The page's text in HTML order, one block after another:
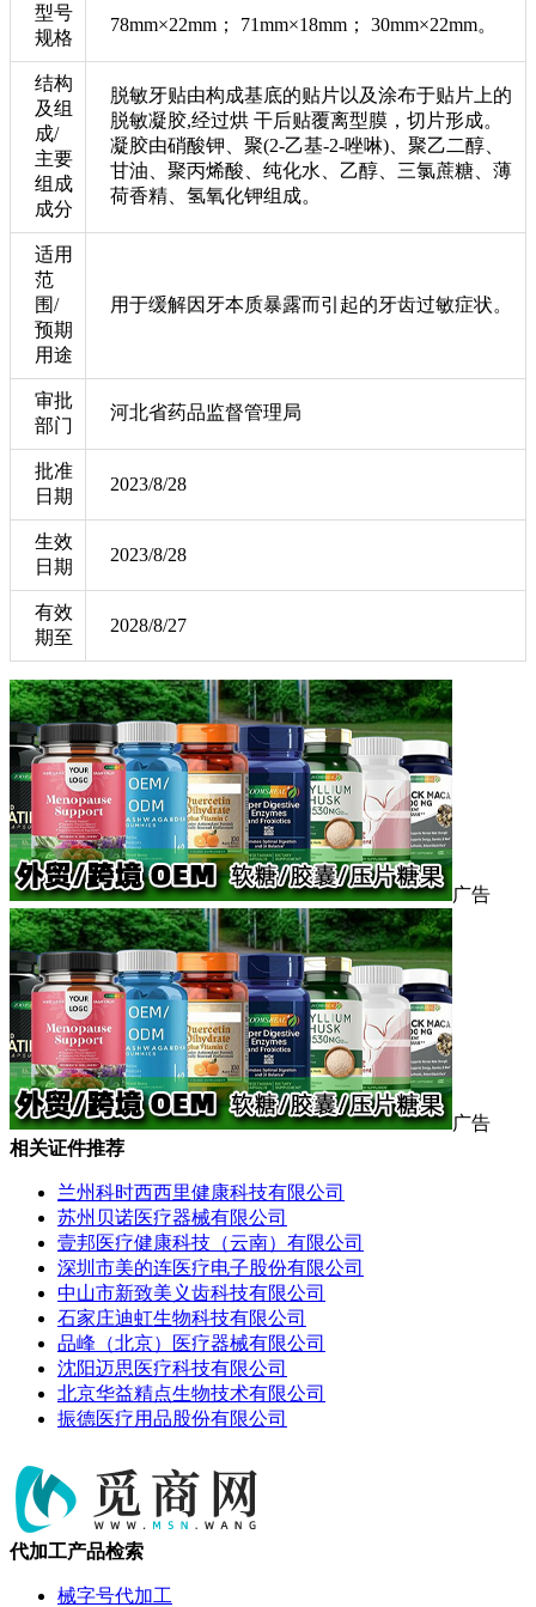
型号
规格
78mm×22mm； 71mm×18mm； 30mm×22mm。
结构
及组
成/
主要
组成
成分
脱敏牙贴由构成基底的贴片以及涂布于贴片上的
脱敏凝胶,经过烘 干后贴覆离型膜，切片形成。
凝胶由硝酸钾、聚(2-乙基-2-唑啉)、聚乙二醇、
甘油、聚丙烯酸、纯化水、乙醇、三氯蔗糖、薄
荷香精、氢氧化钾组成。
适用
范
围/
预期
用途
用于缓解因牙本质暴露而引起的牙齿过敏症状。
审批
部门
河北省药品监督管理局
批准
日期
2023/8/28
生效
日期
2023/8/28
有效
期至
2028/8/27
广告
广告
相关证件推荐
兰州科时西西里健康科技有限公司
苏州贝诺医疗器械有限公司
壹邦医疗健康科技（云南）有限公司
深圳市美的连医疗电子股份有限公司
中山市新致美义齿科技有限公司
石家庄迪虹生物科技有限公司
品峰（北京）医疗器械有限公司
沈阳迈思医疗科技有限公司
北京华益精点生物技术有限公司
振德医疗用品股份有限公司
代加工产品检索
械字号代加工